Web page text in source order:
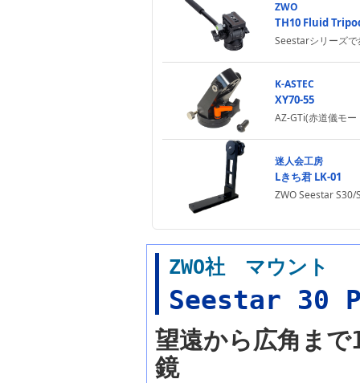
ZWO
TH10 Fluid
Seestarシリーズ
K-ASTEC
XY70-55
AZ-GTi(赤道儀モ
迷人会工房
Lきち君 LK-01
ZWO Seestar S30/
ZWO社 マウント
Seestar 30
望遠から広角ま
鏡